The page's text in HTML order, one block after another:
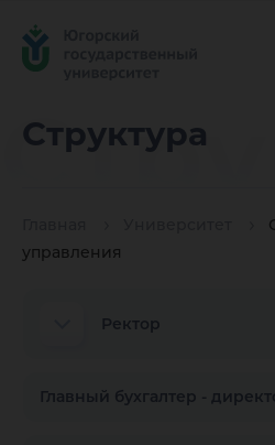
Структура
управления
Ректор
Главный бухгалтер -